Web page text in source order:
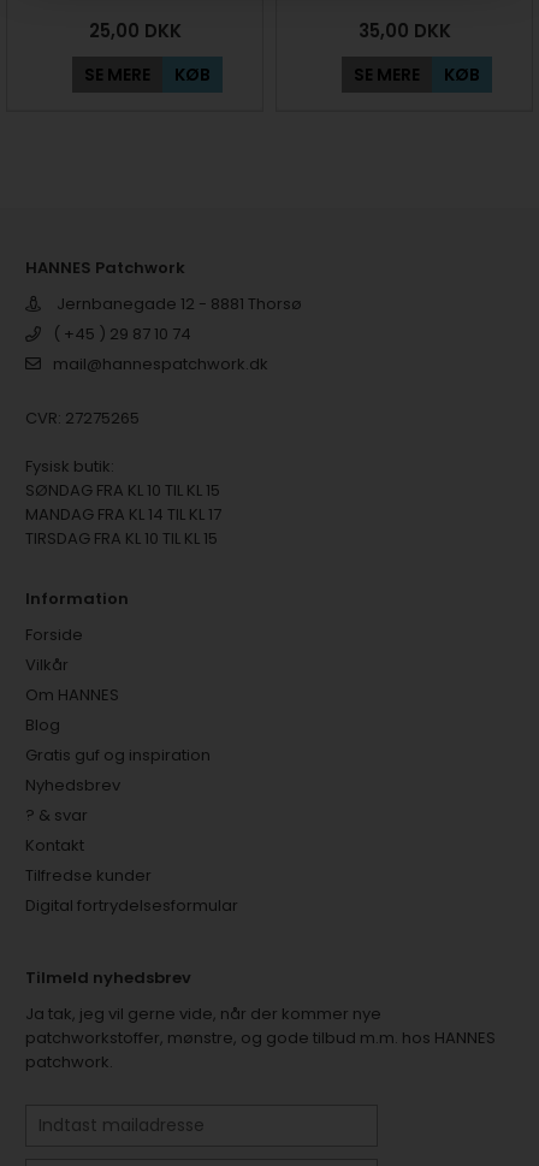
25,00 DKK
SE MERE KØB
35,00 DKK
SE MERE KØB
HANNES Patchwork
Jernbanegade 12 - 8881 Thorsø
( +45 ) 29 87 10 74
mail@hannespatchwork.dk
CVR: 27275265
Fysisk butik:
SØNDAG FRA KL 10 TIL KL 15
MANDAG FRA KL 14 TIL KL 17
TIRSDAG FRA KL 10 TIL KL 15
Information
Forside
Vilkår
Om HANNES
Blog
Gratis guf og inspiration
Nyhedsbrev
? & svar
Kontakt
Tilfredse kunder
Digital fortrydelsesformular
Tilmeld nyhedsbrev
Ja tak, jeg vil gerne vide, når der kommer nye
patchworkstoffer, mønstre, og gode tilbud m.m. hos HANNES
patchwork.